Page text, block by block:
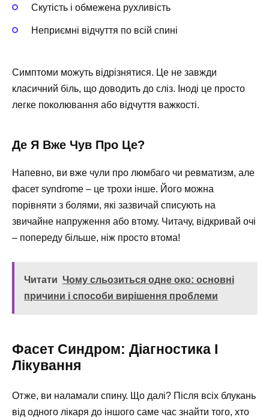
Скутість і обмежена рухливість
Неприємні відчуття по всій спині
Симптоми можуть відрізнятися. Це не завжди
класичний біль, що доводить до сліз. Іноді це просто
легке поколювання або відчуття важкості.
Де Я Вже Чув Про Це?
Напевно, ви вже чули про люмбаго чи ревматизм, але
фасет syndrome – це трохи інше. Його можна
порівняти з болями, які зазвичай списують на
звичайне напруження або втому. Читачу, відкривай очі
– попереду більше, ніж просто втома!
Читати Чому сльозиться одне око: основні
причини і способи вирішення проблеми
Фасет Синдром: Діагностика І
Лікування
Отже, ви наламали спину. Що далі? Після всіх блукань
від одного лікаря до іншого саме час знайти того, хто